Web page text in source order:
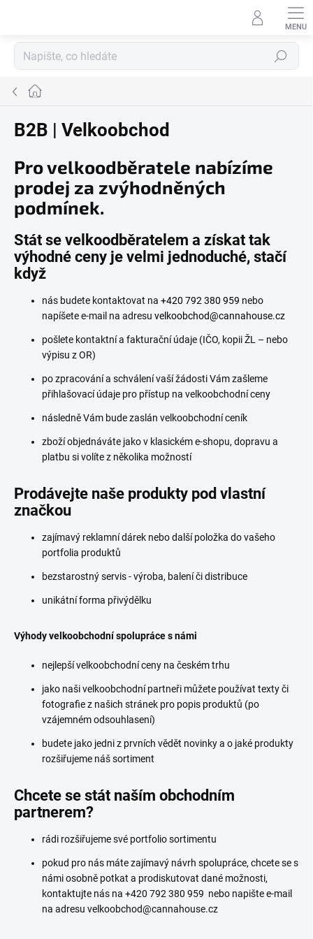
Hledat
Domů
B2B | Velkoobchod
Pro velkoodběratele nabízíme
prodej za zvýhodněných
podmínek.
Stát se velkoodběratelem a získat tak
výhodné ceny je velmi jednoduché, stačí
když
nás budete kontaktovat na +420 792 380 959 nebo
napíšete e-mail na adresu velkoobchod@cannahouse.cz
pošlete kontaktní a fakturační údaje (IČO, kopii ŽL – nebo
výpisu z OR)
po zpracování a schválení vaší žádosti Vám zašleme
přihlašovací údaje pro přístup na velkoobchodní ceny
následně Vám bude zaslán velkoobchodní ceník
zboží objednáváte jako v klasickém e-shopu, dopravu a
platbu si volíte z několika možností
Prodávejte naše produkty pod vlastní
značkou
zajímavý reklamní dárek nebo další položka do vašeho
portfolia produktů
bezstarostný servis - výroba, balení či distribuce
unikátní forma přivýdělku
Výhody velkoobchodní spolupráce s námi
nejlepší velkoobchodní ceny na českém trhu
jako naši velkoobchodní partneři můžete používat texty či
fotografie z našich stránek pro popis produktů (po
vzájemném odsouhlasení)
budete jako jedni z prvních vědět novinky a o jaké produkty
rozšiřujeme náš sortiment
Chcete se stát naším obchodním
partnerem?
rádi rozšiřujeme své portfolio sortimentu
pokud pro nás máte zajímavý návrh spolupráce, chcete se s
námi osobně potkat a prodiskutovat dané možnosti,
kontaktujte nás na +420 792 380 959 nebo napište e-mail
na adresu velkoobchod@cannahouse.cz